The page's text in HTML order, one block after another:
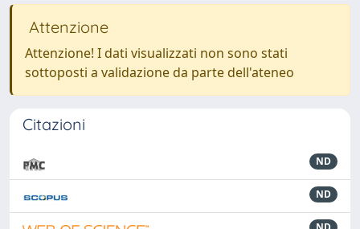
Attenzione
Attenzione! I dati visualizzati non sono stati
sottoposti a validazione da parte dell'ateneo
Citazioni
ND
ND